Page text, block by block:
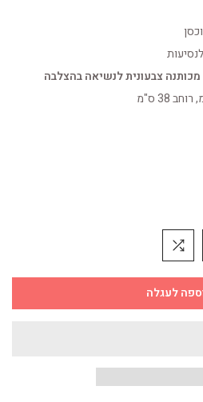
צבעונית לנשיאה בהצלבה
לעגלה